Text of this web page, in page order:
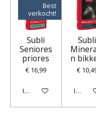
Best
verkocht!
Subli
Seniores
priores
€ 16,99
In winkelwagen
Subli
n
€
In